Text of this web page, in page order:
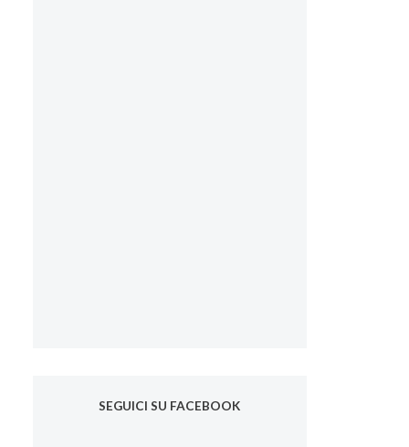
SEGUICI SU FACEBOOK